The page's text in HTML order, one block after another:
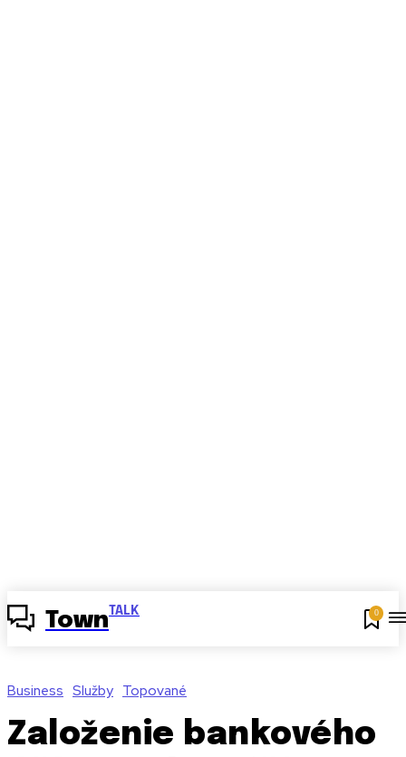
Town TALK 0
Business Služby Topované
Založenie bankového